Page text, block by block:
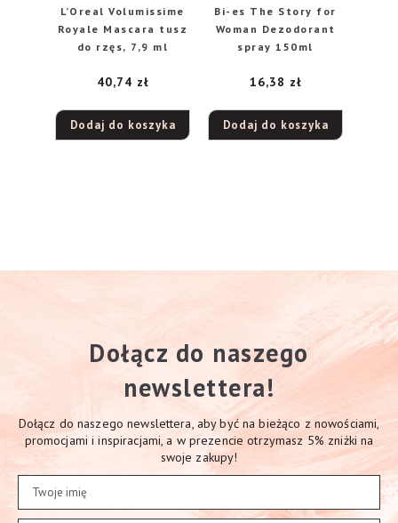
L’Oreal Volumissime
Royale Mascara tusz
do rzęs, 7,9 ml
40,74 zł
Dodaj do koszyka
Bi-es The Story for
Woman Dezodorant
spray 150ml
16,38 zł
Dodaj do koszyka
Dołącz do naszego
newslettera!
Dołącz do naszego newslettera, aby być na bieżąco z nowościami,
promocjami i inspiracjami, a w prezencie otrzymasz 5% zniżki na
swoje zakupy!